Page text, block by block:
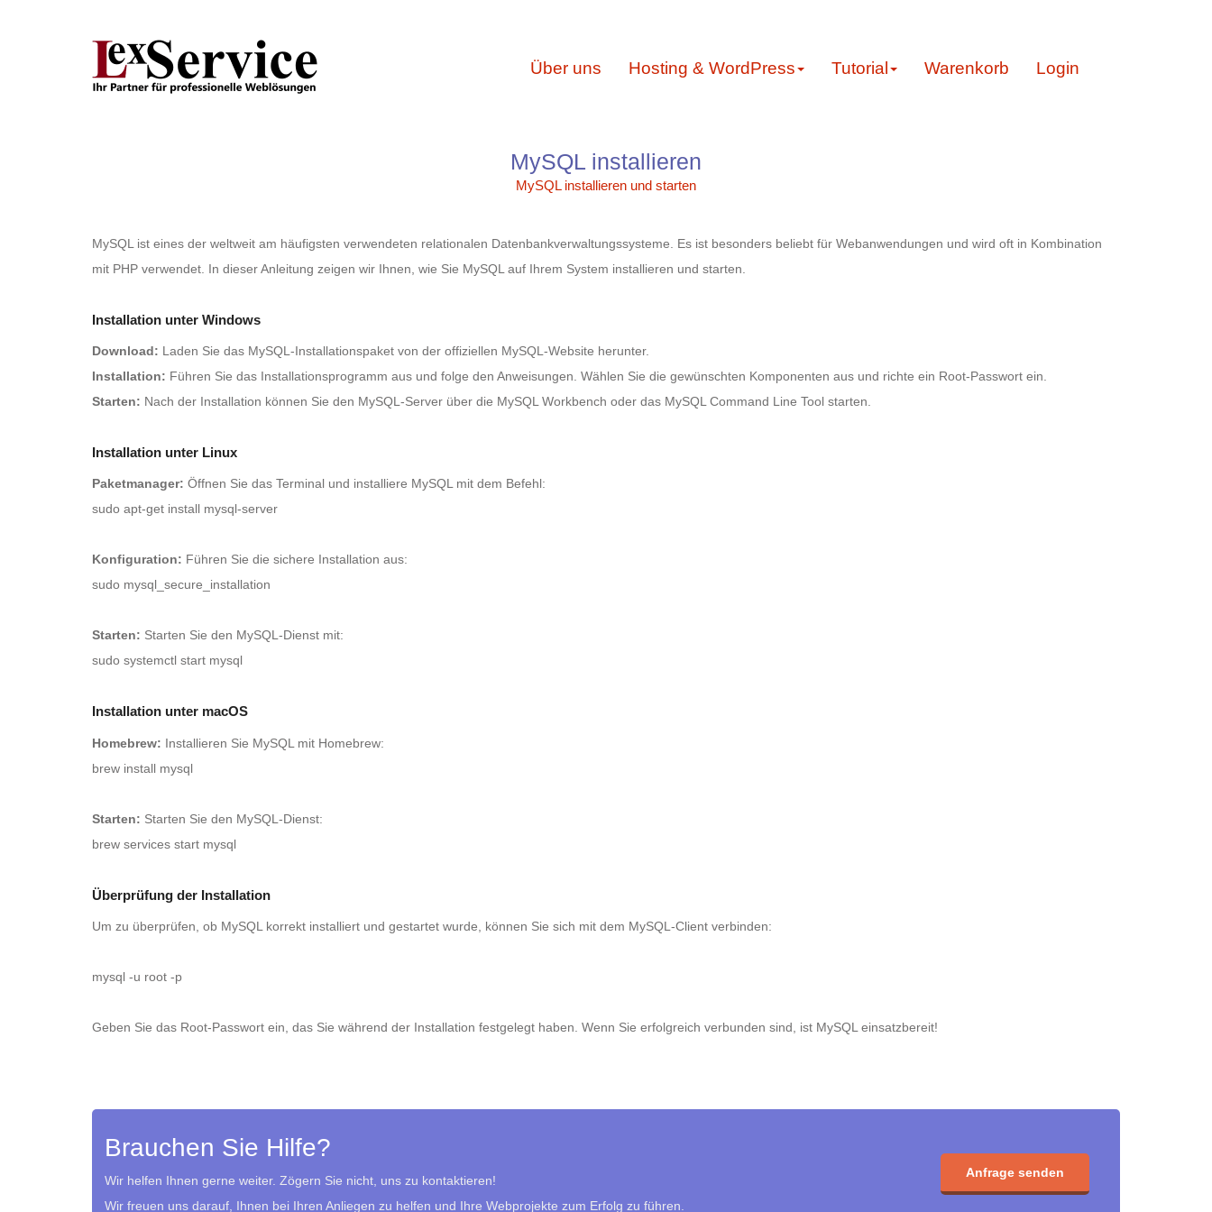
Über uns Hosting & WordPress Tutorial Warenkorb Login
MySQL installieren
MySQL installieren und starten
MySQL ist eines der weltweit am häufigsten verwendeten relationalen Datenbankverwaltungssysteme. Es ist besonders beliebt für Webanwendungen und wird oft in Kombination
mit PHP verwendet. In dieser Anleitung zeigen wir Ihnen, wie Sie MySQL auf Ihrem System installieren und starten.
Installation unter Windows
Download: Laden Sie das MySQL-Installationspaket von der offiziellen MySQL-Website herunter.
Installation: Führen Sie das Installationsprogramm aus und folge den Anweisungen. Wählen Sie die gewünschten Komponenten aus und richte ein Root-Passwort ein.
Starten: Nach der Installation können Sie den MySQL-Server über die MySQL Workbench oder das MySQL Command Line Tool starten.
Installation unter Linux
Paketmanager: Öffnen Sie das Terminal und installiere MySQL mit dem Befehl:
sudo apt-get install mysql-server
Konfiguration: Führen Sie die sichere Installation aus:
sudo mysql_secure_installation
Starten: Starten Sie den MySQL-Dienst mit:
sudo systemctl start mysql
Installation unter macOS
Homebrew: Installieren Sie MySQL mit Homebrew:
brew install mysql
Starten: Starten Sie den MySQL-Dienst:
brew services start mysql
Überprüfung der Installation
Um zu überprüfen, ob MySQL korrekt installiert und gestartet wurde, können Sie sich mit dem MySQL-Client verbinden:
mysql -u root -p
Geben Sie das Root-Passwort ein, das Sie während der Installation festgelegt haben. Wenn Sie erfolgreich verbunden sind, ist MySQL einsatzbereit!
Brauchen Sie Hilfe?
Wir helfen Ihnen gerne weiter. Zögern Sie nicht, uns zu kontaktieren!
Wir freuen uns darauf, Ihnen bei Ihren Anliegen zu helfen und Ihre Webprojekte zum Erfolg zu führen.
Anfrage senden